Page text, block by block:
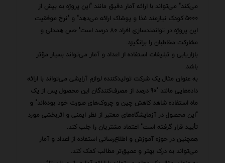
می‌کند" می‌تواند با ارائه آمار دقیق مانند "این پروژه به بیش از
5000 کودک نیازمند غذا و پوشاک ارائه می‌دهد" و "نرخ موفقیت
این پروژه در توانمندسازی افراد 80 درصد است" حس همدلی و
مشارکت مخاطبان را برانگیزد.
بازاریابی و تبلیغات استفاده از اعداد و آمار می‌تواند بسیار مؤثر
باشد.
به عنوان مثال یک شرکت تولیدکننده لوازم آرایشی می‌تواند با ارائه
داده‌هایی مانند "90 درصد از مصرف‌کنندگان این محصول پس از یک
ماه استفاده شاهد کاهش چین و چروک‌های صورت خود بوده‌اند" و
"این محصول در آزمایشگاه‌های معتبر از نظر ایمنی و اثربخشی مورد
تأیید قرار گرفته است" اعتماد مشتریان را جلب کند.
همچنین در حوزه آموزش و اطلاع‌رسانی استفاده از اعداد و آمار
می‌تواند به درک بهتر و عمیق‌تر مطالب کمک کند.